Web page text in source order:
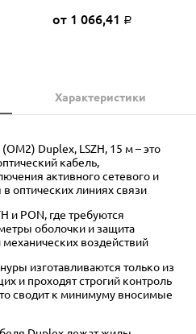
от 1 066,41 Р
Характеристики
Duplex, LSZH, 15 м – это
кабель,
активного сетевого и
оптических линиях связи
и PON, где требуются
оболочки и защита
воздействий
изготавливаются только из
и проходят строгий контроль
сводит к минимуму вносимые